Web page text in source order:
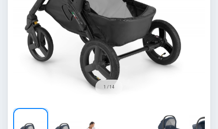
1 / 14